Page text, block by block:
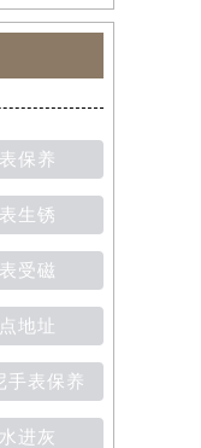
保养
生锈
受磁
地址
手表保养
进灰